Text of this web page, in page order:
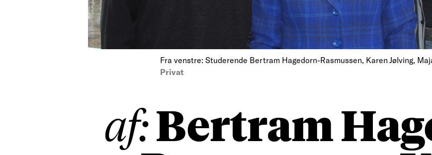
Fra venstre: Studerende Bertram Hagedorn-Rasmussen, Karen Jølving,
Privat
af:Bertram